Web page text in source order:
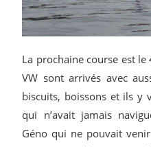
La prochaine course est
VW sont arrivés avec
biscuits, boissons et ils y
qui n’avait jamais
Géno qui ne pouvait